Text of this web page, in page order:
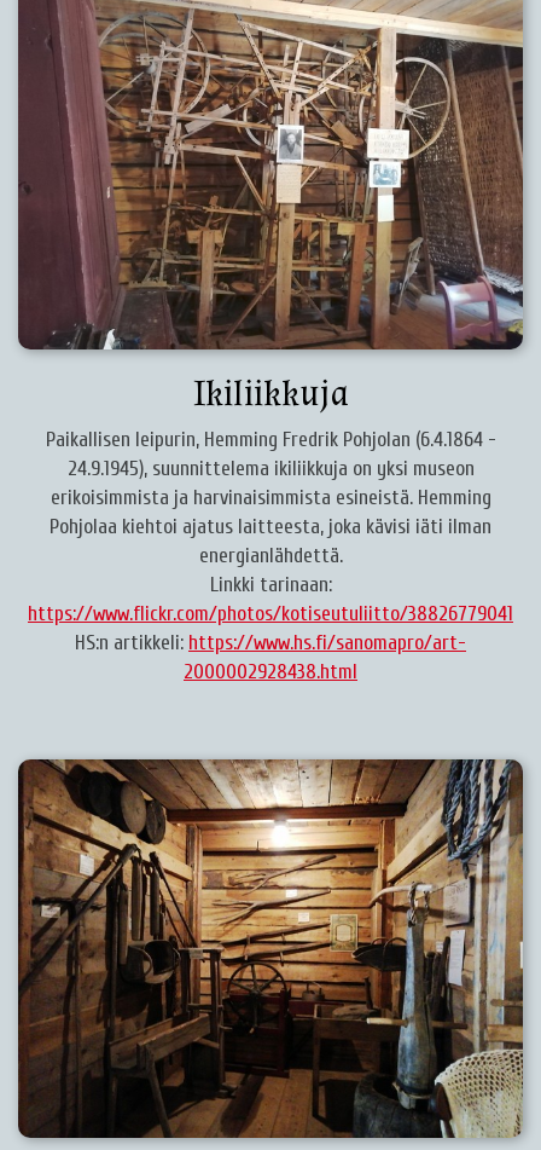
Ikiliikkuja
Paikallisen leipurin, Hemming Fredrik Pohjolan (6.4.1864 -
24.9.1945), suunnittelema ikiliikkuja on yksi museon
erikoisimmista ja harvinaisimmista esineistä. Hemming
Pohjolaa kiehtoi ajatus laitteesta, joka kävisi iäti ilman
energianlähdettä.
Linkki tarinaan:
https://www.flickr.com/photos/kotiseutuliitto/38826779041
HS:n artikkeli: https://www.hs.fi/sanomapro/art-
2000002928438.html